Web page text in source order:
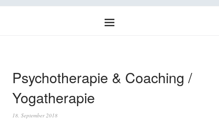
Psychotherapie & Coaching /
Yogatherapie
18. September 2018